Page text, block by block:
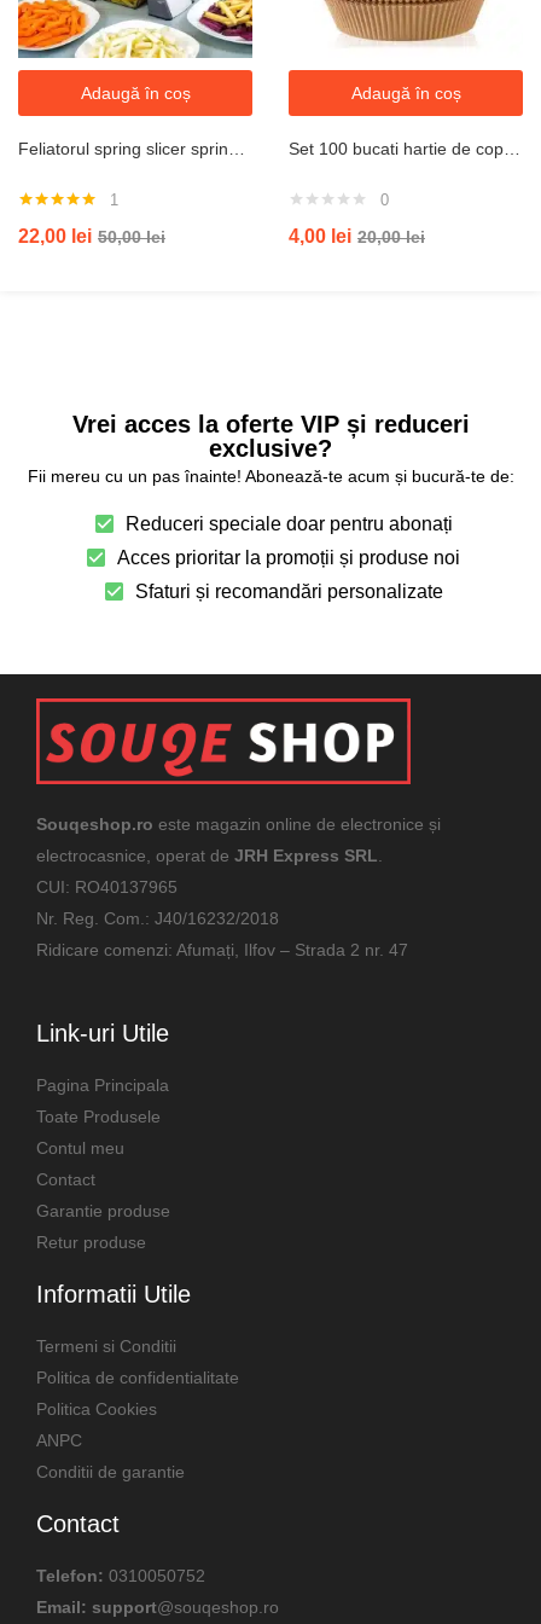
Adaugă în coș
5.00din 5
1
22,00 lei 50,00lei
Adaugă în coș
0
4,00 lei 20,00lei
Vrei acces la oferte VIP și reduceri
exclusive?
Fii mereu cu un pas înainte! Abonează-te acum și bucură-te de:
Reduceri speciale doar pentru abonați
Acces prioritar la promoții și produse noi
Sfaturi și recomandări personalizate
Souqeshop.ro este magazin online de electronice și
electrocasnice, operat de JRH Express SRL
CUI: RO40137965
Nr. Reg. Com.: J40/16232/2018
Ridicare comenzi: Afumați, Ilfov – Strada 2 nr. 47
Link-uri Utile
Pagina Principala
Toate Produsele
Contul meu
Contact
Garantie produse
Retur produse
Informatii Utile
Termeni si Conditii
Politica de confidentialitate
Politica Cookies
ANPC
Conditii de garantie
Contact
Telefon: 0310050752
Email: support@souqeshop.ro